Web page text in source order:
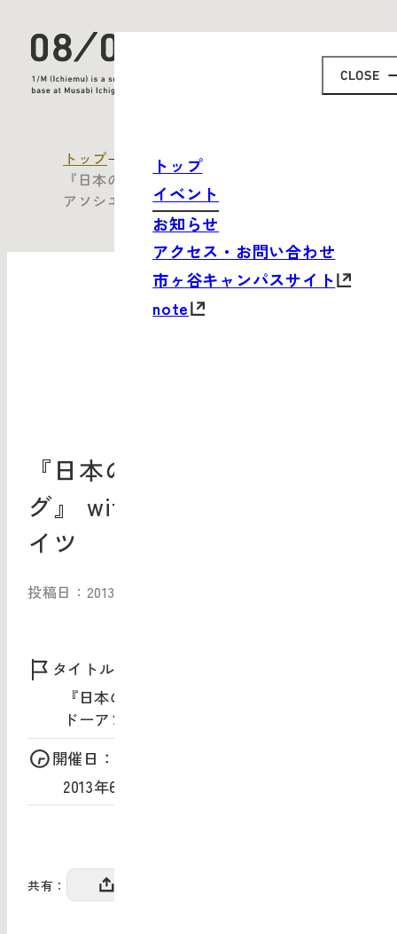
トップ
イベント
お知らせ
アクセス・お問い合わせ
市ヶ谷キャンパスサイト
note
トップ
すべてのイベント
『日本のリ・ブランディング』 with ランドー
アソシエイツ
『日本のリ・ブランディン
グ』 with ランドーアソシエ
イツ
投稿日：2013/04/01（月）
タイトル：
『日本のリ・ブランディング』 with ラン
ドーアソシエイツ
開催日：
2013年6月21日（金）
共有：